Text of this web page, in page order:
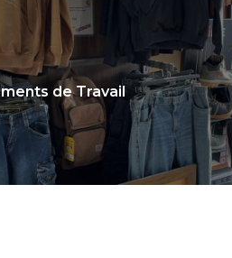
de Travail